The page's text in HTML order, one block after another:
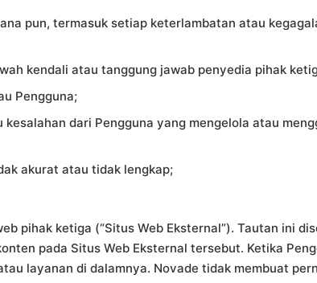
pun, termasuk setiap keterlambatan atau
kendali atau tanggung jawab penyedia pihak
Pengguna;
dari Pengguna yang mengelola atau
akurat atau tidak lengkap;
pihak ketiga (“Situs Web Eksternal”). Tautan ini
pada Situs Web Eksternal tersebut. Ketika
layanan di dalamnya. Novade tidak membuat